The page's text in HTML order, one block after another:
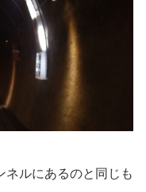
ネルにあるのと同じも